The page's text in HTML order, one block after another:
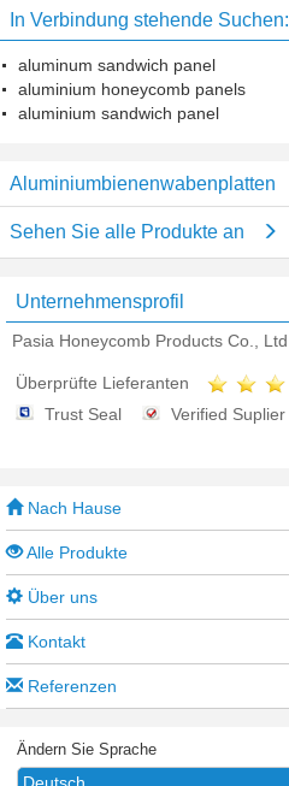
In Verbindung stehende Suchen:
aluminum sandwich panel
aluminium honeycomb panels
aluminium sandwich panel
Aluminiumbienenwabenplatten
Sehen Sie alle Produkte an
Unternehmensprofil
Pasia Honeycomb Products Co., Ltd
Überprüfte Lieferanten
Trust Seal
Verified Suplier
Nach Hause
Alle Produkte
Über uns
Kontakt
Referenzen
Ändern Sie Sprache